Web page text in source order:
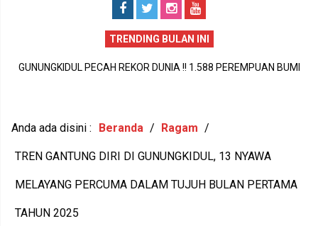
TRENDING BULAN INI
GUNUNGKIDUL PECAH REKOR DUNIA !! 1.588 PEREMPUAN BUMI
Anda ada disini : Beranda / Ragam /
TREN GANTUNG DIRI DI GUNUNGKIDUL, 13 NYAWA
MELAYANG PERCUMA DALAM TUJUH BULAN PERTAMA
TAHUN 2025